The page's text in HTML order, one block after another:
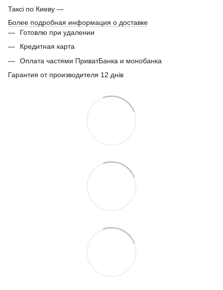
Таксі по Киеву —
Более подробная информация о доставке
Готовлю при удалении
Кредитная карта
Оплата частями ПриватБанка и монобанка
Гарантия от производителя 12 днів